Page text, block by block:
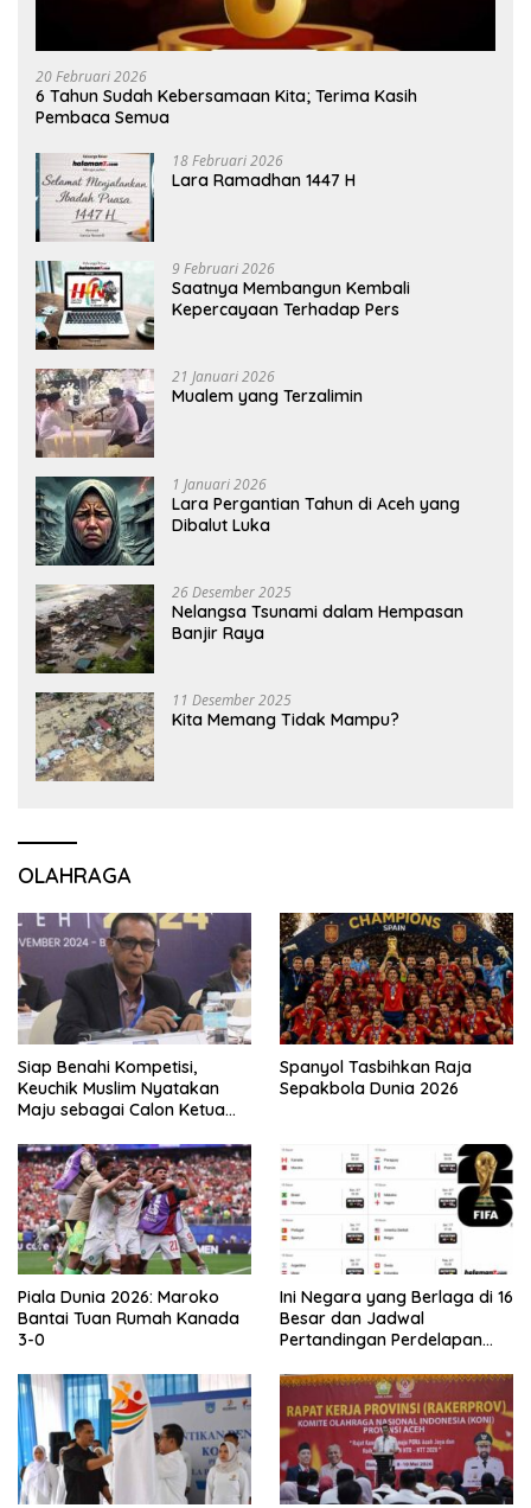
20 Februari 2026
6 Tahun Sudah Kebersamaan Kita; Terima Kasih
Pembaca Semua
18 Februari 2026
Lara Ramadhan 1447 H
9 Februari 2026
Saatnya Membangun Kembali
Kepercayaan Terhadap Pers
21 Januari 2026
Mualem yang Terzalimin
1 Januari 2026
Lara Pergantian Tahun di Aceh yang
Dibalut Luka
26 Desember 2025
Nelangsa Tsunami dalam Hempasan
Banjir Raya
11 Desember 2025
Kita Memang Tidak Mampu?
OLAHRAGA
Siap Benahi Kompetisi,
Keuchik Muslim Nyatakan
Maju sebagai Calon Ketua
Spanyol Tasbihkan Raja
Sepakbola Dunia 2026
Piala Dunia 2026: Maroko
Bantai Tuan Rumah Kanada
3-0
Ini Negara yang Berlaga di 16
Besar dan Jadwal
Pertandingan Perdelapan